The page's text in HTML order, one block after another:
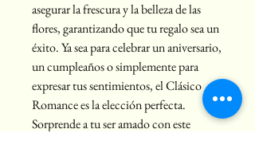
asegurar la frescura y la belleza de las
flores, garantizando que tu regalo sea un
éxito. Ya sea para celebrar un aniversario,
un cumpleaños o simplemente para
expresar tus sentimientos, el Clásico
Romance es la elección perfecta.
Sorprende a tu ser amado con este